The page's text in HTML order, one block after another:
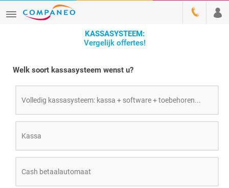
KASSASYSTEEM:
Vergelijk offertes!
Welk soort kassasysteem wenst u?
Volledig kassasysteem: kassa + software + toebehoren...
Kassa
Cash betaalautomaat